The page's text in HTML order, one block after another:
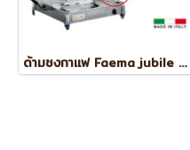
ด้ามชงกาแฟ Faema jubile e61